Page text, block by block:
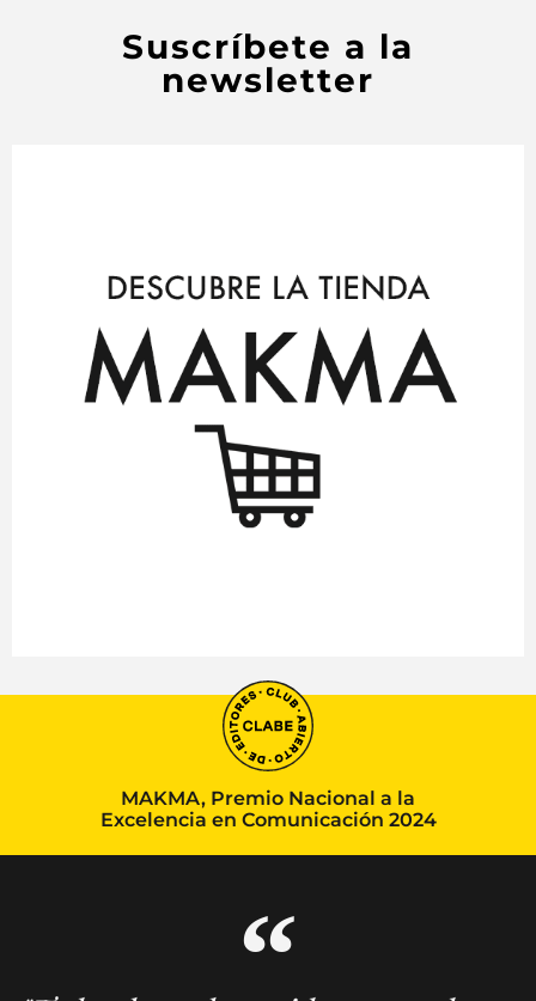
Suscríbete a la
newsletter
MAKMA, Premio Nacional a la
Excelencia en Comunicación 2024